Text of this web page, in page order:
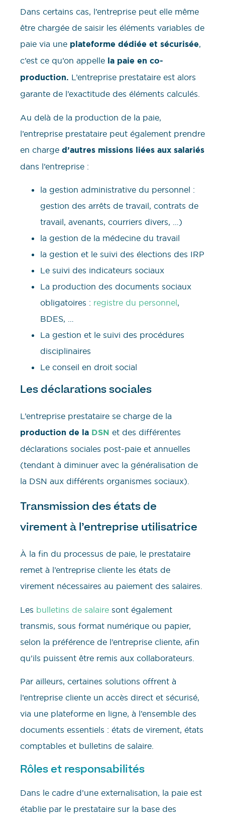
Dans certains cas, l’entreprise peut elle même
être chargée de saisir les éléments variables de
paie via une plateforme dédiée et sécurisée,
c’est ce qu’on appelle la paie en co-
production. L’entreprise prestataire est alors
garante de l’exactitude des éléments calculés.
Au delà de la production de la paie,
l’entreprise prestataire peut également prendre
en charge d’autres missions liées aux salariés
dans l’entreprise :
la gestion administrative du personnel :
gestion des arrêts de travail, contrats de
travail, avenants, courriers divers, …)
la gestion de la médecine du travail
la gestion et le suivi des élections des IRP
Le suivi des indicateurs sociaux
La production des documents sociaux
obligatoires : registre du personnel,
BDES, …
La gestion et le suivi des procédures
disciplinaires
Le conseil en droit social
Les déclarations sociales
L’entreprise prestataire se charge de la
production de la DSN et des différentes
déclarations sociales post-paie et annuelles
(tendant à diminuer avec la généralisation de
la DSN aux différents organismes sociaux).
Transmission des états de
virement à l’entreprise utilisatrice
À la fin du processus de paie, le prestataire
remet à l’entreprise cliente les états de
virement nécessaires au paiement des salaires.
Les bulletins de salaire sont également
transmis, sous format numérique ou papier,
selon la préférence de l’entreprise cliente, afin
qu’ils puissent être remis aux collaborateurs.
Par ailleurs, certaines solutions offrent à
l’entreprise cliente un accès direct et sécurisé,
via une plateforme en ligne, à l’ensemble des
documents essentiels : états de virement, états
comptables et bulletins de salaire.
Rôles et responsabilités
Dans le cadre d’une externalisation, la paie est
établie par le prestataire sur la base des